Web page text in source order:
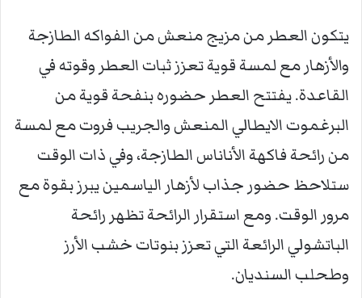
يتكون العطر من مزيج منعش من الفواكه الطازجة
والأزهار مع لمسة قوية تعزز ثبات العطر وقوته في
القاعدة. يفتتح العطر حضوره بنفحة قوية من
البرغموت الايطالي المنعش والجريب فروت مع لمسة
من رائحة فاكهة الأناناس الطازجة، وفي ذات الوقت
ستلاحظ حضور جذاب لأزهار الياسمين يبرز بقوة مع
مرور الوقت. ومع استقرار الرائحة تظهر رائحة
الباتشولي الرائعة التي تعزز بنوتات خشب الأرز
وطحلب السنديان.